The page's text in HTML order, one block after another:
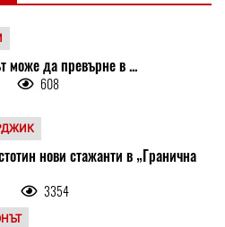
може да превърне в ...
608
нови стажанти в „Гранична
3354